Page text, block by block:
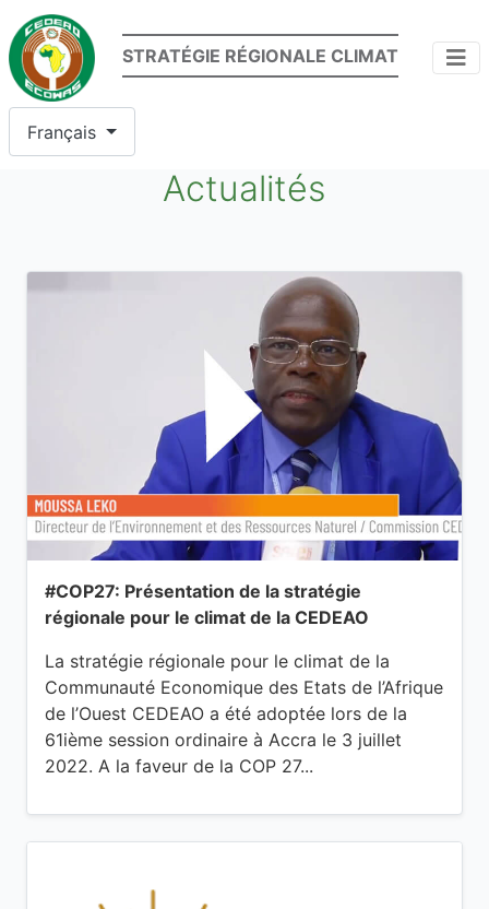
STRATÉGIE RÉGIONALE CLIMAT
Français
Actualités
#COP27: Présentation de la stratégie
régionale pour le climat de la CEDEAO
La stratégie régionale pour le climat de la
Communauté Economique des Etats de l’Afrique
de l’Ouest CEDEAO a été adoptée lors de la
61ième session ordinaire à Accra le 3 juillet
2022. A la faveur de la COP 27...